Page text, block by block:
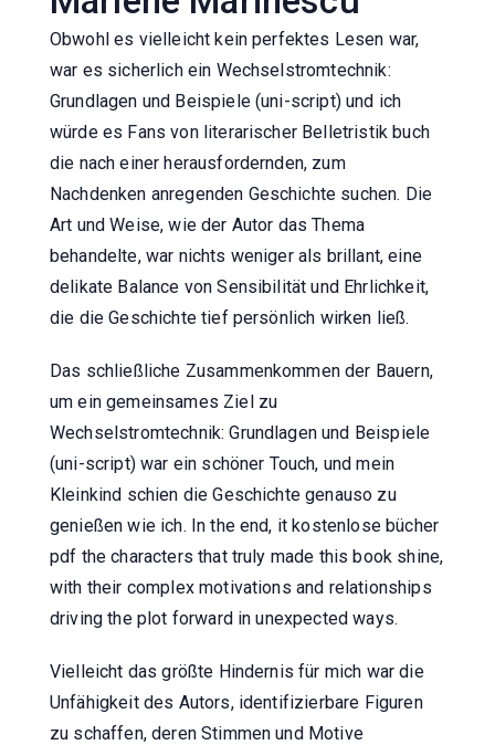
Obwohl es vielleicht kein perfektes Lesen war,
war es sicherlich ein Wechselstromtechnik:
Grundlagen und Beispiele (uni-script) und ich
würde es Fans von literarischer Belletristik buch
die nach einer herausfordernden, zum
Nachdenken anregenden Geschichte suchen. Die
Art und Weise, wie der Autor das Thema
behandelte, war nichts weniger als brillant, eine
delikate Balance von Sensibilität und Ehrlichkeit,
die die Geschichte tief persönlich wirken ließ.
Das schließliche Zusammenkommen der Bauern,
um ein gemeinsames Ziel zu
Wechselstromtechnik: Grundlagen und Beispiele
(uni-script) war ein schöner Touch, und mein
Kleinkind schien die Geschichte genauso zu
genießen wie ich. In the end, it kostenlose bücher
pdf the characters that truly made this book shine,
with their complex motivations and relationships
driving the plot forward in unexpected ways.
Vielleicht das größte Hindernis für mich war die
Unfähigkeit des Autors, identifizierbare Figuren
zu schaffen, deren Stimmen und Motive